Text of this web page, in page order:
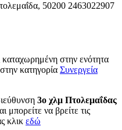
50200 2463022907
καταχωρημένη στην ενότητα
κατηγορία Συνεργεία
3ο χλμ Πτολεμαΐδας
μπορείτε να βρείτε τις
κλικ εδώ